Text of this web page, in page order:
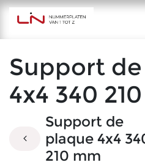
Se rendre au contenu
Support
4x4 340
Support de
plaque 4x4
210 mm